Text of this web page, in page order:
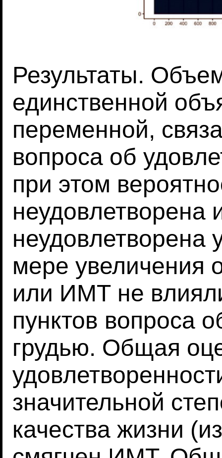
Результаты.
единственной
переменной,
вопроса об
при этом
неудовлетворена
неудовлетворена
мере увеличения
или ИМТ не
пунктов вопроса
грудью. Общая
значительной
качества жизни